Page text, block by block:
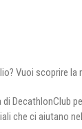
Vuoi scoprire la
DecathlonClub
che ci aiutano